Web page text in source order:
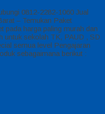
0812-2282-1060 Jual
– Temukan Paket
pada harga paling murah dan
untuk sekolah TK, PAUD , SD
semua level Pengajaran
sebagaimana berikut :